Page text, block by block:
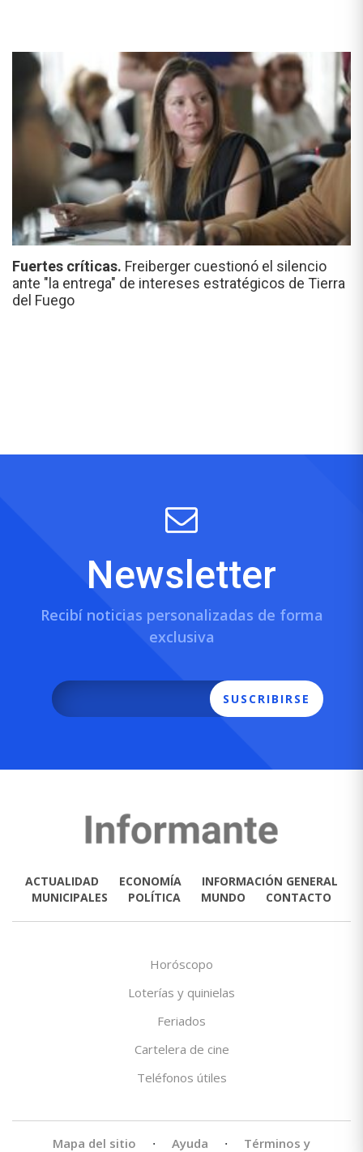
Fuertes críticas. Freiberger cuestionó el silencio
ante "la entrega" de intereses estratégicos de Tierra
del Fuego
Newsletter
Recibí noticias personalizadas de forma
exclusiva
SUSCRIBIRSE
ACTUALIDAD ECONOMÍA
INFORMACIÓN GENERAL
MUNICIPALES
POLÍTICA MUNDO CONTACTO
Horóscopo
Loterías y quinielas
Feriados
Cartelera de cine
Teléfonos útiles
Mapa del sitio · Ayuda · Términos y